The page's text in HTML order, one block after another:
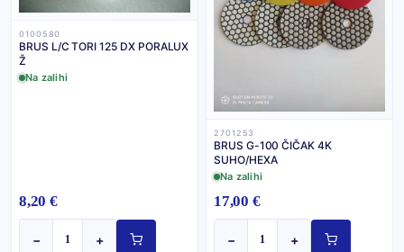
0100580
BRUS L/C TORI 125 DX PORALUX
Ž
Na zalihi
8,20 €
− +
2701253
BRUS G-100 ČIČAK 4K
SUHO/HEXA
Na zalihi
17,00 €
− +